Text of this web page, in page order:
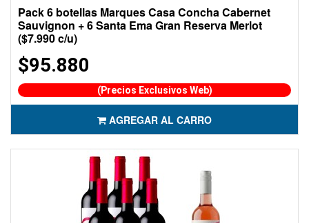
Pack 6 botellas Marques Casa Concha Cabernet
Sauvignon + 6 Santa Ema Gran Reserva Merlot
($7.990 c/u)
$95.880
(Precios Exclusivos Web)
AGREGAR AL CARRO